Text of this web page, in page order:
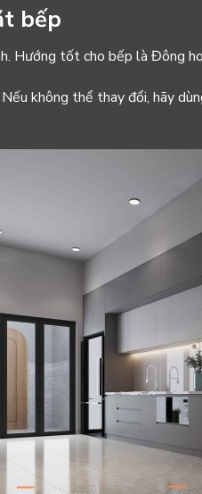
bếp
Hướng tốt cho bếp là Đông
không thể thay đổi, hãy